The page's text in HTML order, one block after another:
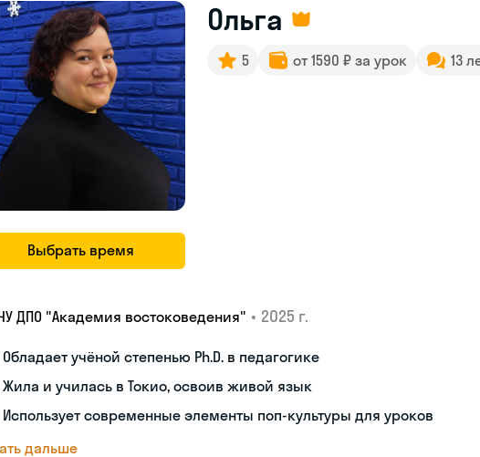
Выбрать время
Ольга
5 от 1590 ₽ за урок 13
ДПО "Академия востоковедения" • 2025 г.
Обладает учёной степенью Ph.D. в педагогике
Жила и училась в Токио, освоив живой язык
Использует современные элементы поп-культуры для уроков
дальше